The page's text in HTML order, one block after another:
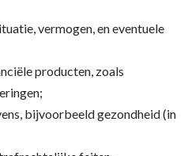
vermogen, en eventuele
producten, zoals
bijvoorbeeld gezondheid (in